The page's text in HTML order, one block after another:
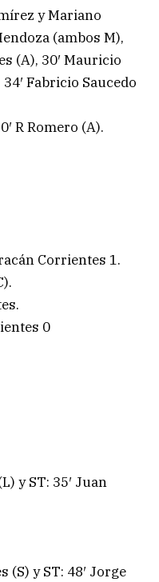
y Mariano
(ambos M),
(A), 30′ Mauricio
Fabricio Saucedo
R Romero (A).
Corrientes 1.
0
y ST: 35′ Juan
(S) y ST: 48′ Jorge